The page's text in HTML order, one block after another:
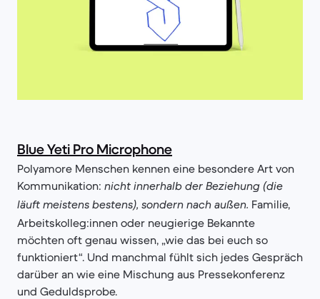
Blue Yeti Pro Microphone
Polyamore Menschen kennen eine besondere Art von
Kommunikation: nicht innerhalb der Beziehung (die
läuft meistens bestens), sondern nach außen. Familie,
Arbeitskolleg:innen oder neugierige Bekannte
möchten oft genau wissen, „wie das bei euch so
funktioniert“. Und manchmal fühlt sich jedes Gespräch
darüber an wie eine Mischung aus Pressekonferenz
und Geduldsprobe.